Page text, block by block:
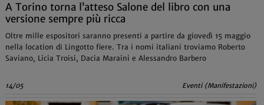
A Torino torna l’atteso Salone del libro con una
versione sempre più ricca
Oltre mille espositori saranno presenti a partire da giovedì 15 maggio
nella location di Lingotto fiere. Tra i nomi italiani troviamo Roberto
Saviano, Licia Troisi, Dacia Maraini e Alessandro Barbero
14/05 Eventi (Manifestazioni)